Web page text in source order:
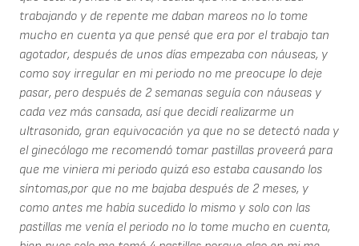
trabajando y de repente me daban mareos no lo tome
mucho en cuenta ya que pensé que era por el trabajo tan
agotador, después de unos días empezaba con náuseas, y
como soy irregular en mi periodo no me preocupe lo deje
pasar, pero después de 2 semanas seguía con náuseas y
cada vez más cansada, así que decidí realizarme un
ultrasonido, gran equivocación ya que no se detectó nada y
el ginecólogo me recomendó tomar pastillas proveerá para
que me viniera mi periodo quizá eso estaba causando los
síntomas,por que no me bajaba después de 2 meses, y
como antes me había sucedido lo mismo y solo con las
pastillas me venía el periodo no lo tome mucho en cuenta,